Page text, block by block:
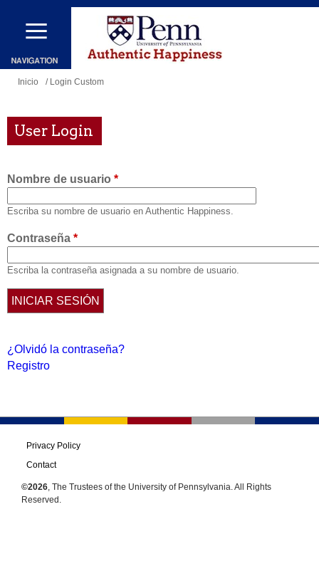
Pasar
contenido
principal
Se
usted
aquí
Inicio / Login Custom
User Login
Nombre de usuario *
Escriba su nombre de usuario en Authentic Happiness.
Contraseña *
Escriba la contraseña asignada a su nombre de usuario.
¿Olvidó la contraseña?
Registro
Privacy Policy
Contact
©2026, The Trustees of the University of Pennsylvania. All Rights
Reserved.